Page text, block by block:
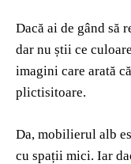
Dacă ai de gând să
dar nu știi ce
imagini care arată
plictisitoare.
Da, mobilierul alb
cu spații mici. Iar